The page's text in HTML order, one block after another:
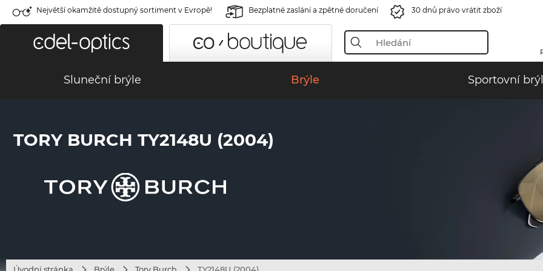
Největší okamžitě dostupný sortiment v Evropě! Bezplatné zaslání a zpětné doručení 30 dnů právo vrátit zboží
Sluneční brýle Brýle Sportovní
TORY BURCH TY2148U (2004)